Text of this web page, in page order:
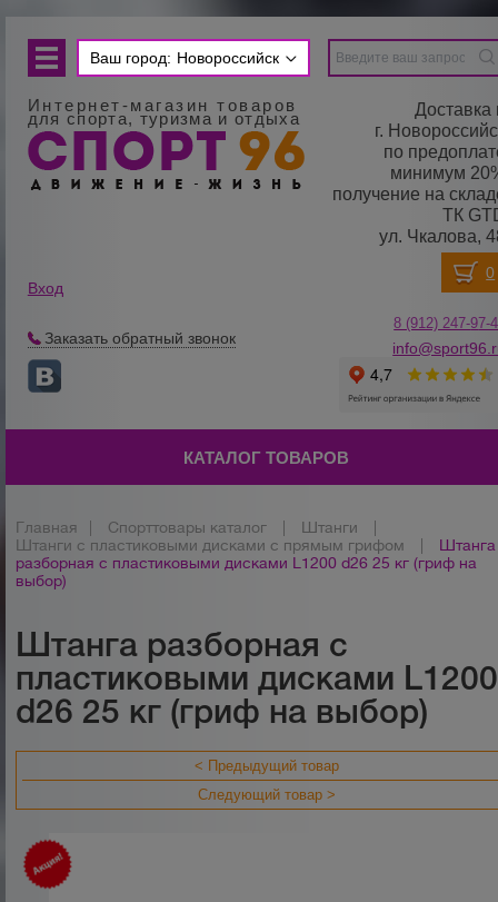
Ваш город: Новороссийск
Интернет-магазин товаров
для спорта, туризма и отдыха
Доставка
г.
по
минимум
получение на
ТК
ул. Чкалова,
Вход
Заказать обратный звонок
8 (912) 247-97-
КАТАЛОГ ТОВАРОВ
Главная Спорттовары каталог Штанги
Штанги с пластиковыми дисками с прямым грифом
Штанга
разборная c пластиковыми дисками L1200 d26 25 кг (гриф на
выбор)
Штанга разборная c
пластиковыми дисками L1200
d26 25 кг (гриф на выбор)
< Предыдущий товар
Следующий товар >